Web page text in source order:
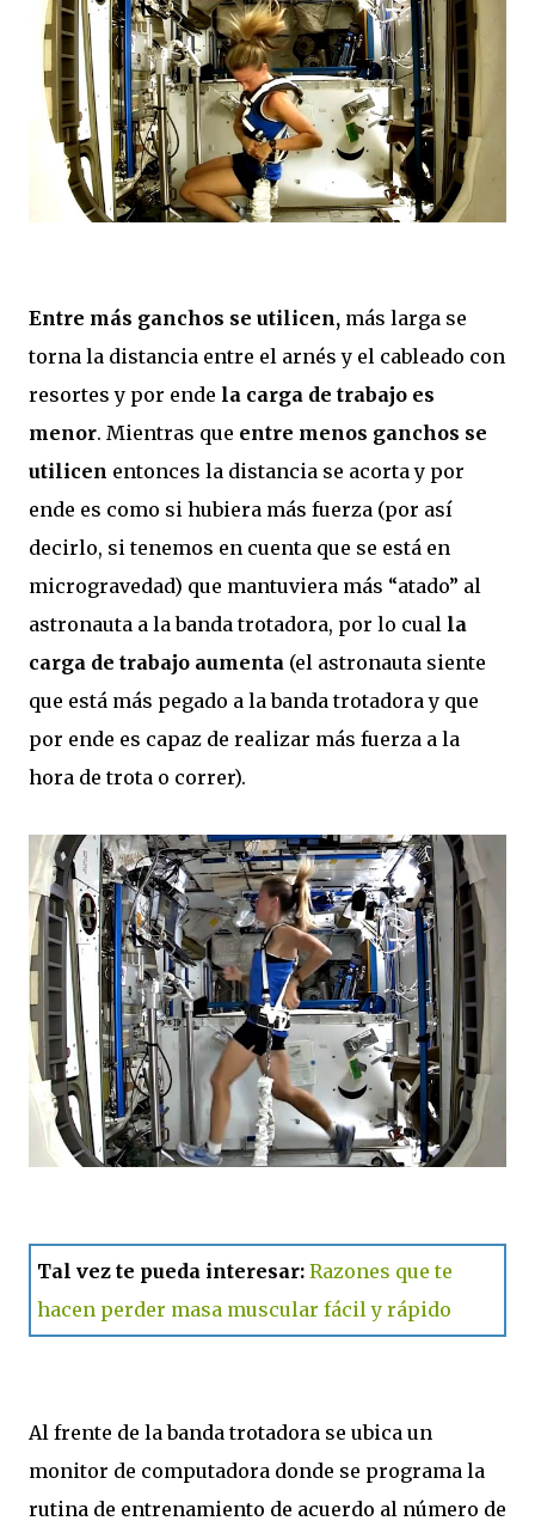
Entre más ganchos se utilicen, más larga se
torna la distancia entre el arnés y el cableado con
resortes y por ende la carga de trabajo es
menor. Mientras que entre menos ganchos se
utilicen entonces la distancia se acorta y por
ende es como si hubiera más fuerza (por así
decirlo, si tenemos en cuenta que se está en
microgravedad) que mantuviera más “atado” al
astronauta a la banda trotadora, por lo cual la
carga de trabajo aumenta (el astronauta siente
que está más pegado a la banda trotadora y que
por ende es capaz de realizar más fuerza a la
hora de trota o correr).
Tal vez te pueda interesar: Razones que te
hacen perder masa muscular fácil y rápido
Al frente de la banda trotadora se ubica un
monitor de computadora donde se programa la
rutina de entrenamiento de acuerdo al número de